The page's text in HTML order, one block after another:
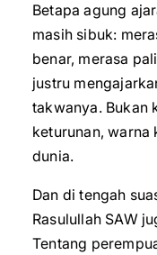
Betapa agung
masih sibuk:
benar, merasa
justru
takwanya. Bukan
keturunan, warna
dunia.
Dan di tengah
Rasulullah SAW
Tentang